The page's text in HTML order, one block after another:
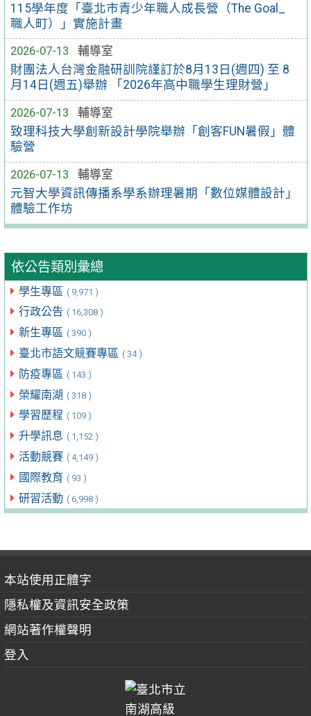
115學年度「臺北市青少年職人成長營（The Goal_
職人町）」實施計畫
2026-07-13
輔導室
財團法人台灣金融研訓院謹訂於8月13日(週四) 至 8
月14日(週五)舉辦 「2026年高中職學生理財營」
2026-07-13
輔導室
致理科技大學創新設計學院舉辦「創客FUN暑假」體
驗營
2026-07-13
輔導室
元智大學資訊傳播系學系辦理暑期「數位媒體設計」
體驗工作坊
依公告類別彙總
學生專區 ( 9,971 )
行政公告 ( 16,308 )
新生專區 ( 390 )
臺北市語文競賽專區 ( 34 )
防疫專區 ( 143 )
榮耀南湖 ( 318 )
學習歷程 ( 109 )
升學訊息 ( 1,152 )
活動競賽 ( 4,149 )
國際教育 ( 93 )
研習活動 ( 6,998 )
本站使用正體字
隱私權及資訊安全政策
網站著作權聲明
登入